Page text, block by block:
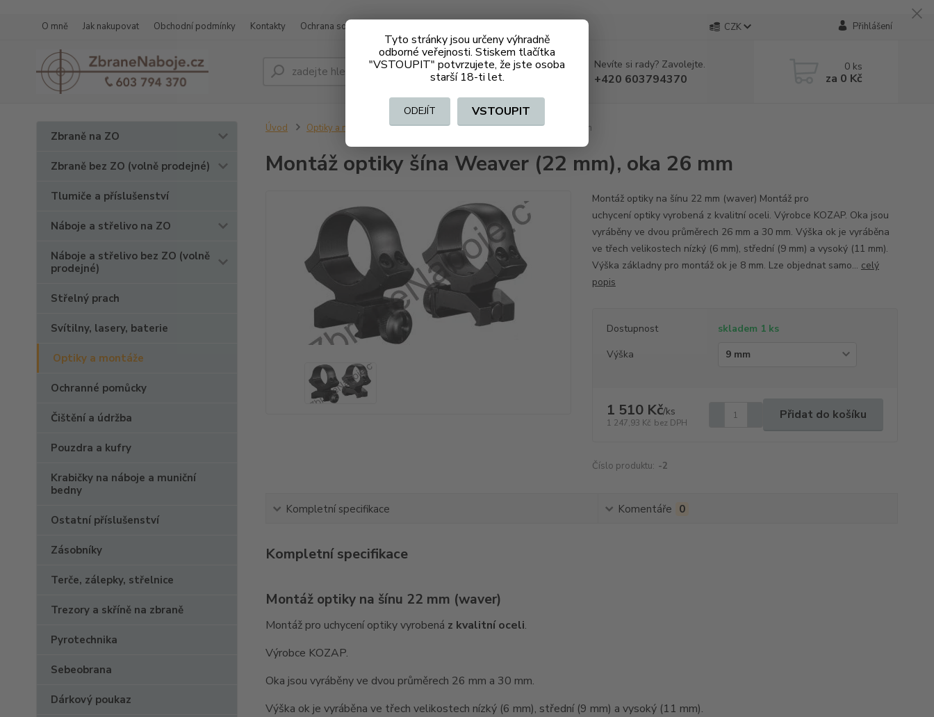
Tyto stránky jsou určeny výhradně
odborné veřejnosti. Stiskem tlačítka
"VSTOUPIT" potvrzujete, že jste osoba
starší 18-ti let.
ODEJÍT VSTOUPIT
O mně Jak nakupovat Obchodní podmínky Kontakty Ochrana soukromí CZK Přihlášení
Hledat Nevíte si rady? Zavolejte.
+420 603794370
0 ks
za 0 Kč
Zbraně na ZO
Zbraně bez ZO (volně prodejné)
Tlumiče a příslušenství
Náboje a střelivo na ZO
Náboje a střelivo bez ZO (volně
prodejné)
Střelný prach
Svítilny, lasery, baterie
Optiky a montáže
Ochranné pomůcky
Čištění a údržba
Pouzdra a kufry
Krabičky na náboje a muniční
bedny
Ostatní příslušenství
Zásobníky
Terče, zálepky, střelnice
Trezory a skříně na zbraně
Pyrotechnika
Sebeobrana
Dárkový poukaz
Úvod Optiky a montáže Montáž optiky šína Weaver (22 mm), oka 26 mm
Montáž optiky šína Weaver (22 mm), oka 26 mm
Montáž optiky na šínu 22 mm (waver) Montáž pro
uchycení optiky vyrobená z kvalitní oceli. Výrobce KOZAP. Oka jsou
vyráběny ve dvou průměrech 26 mm a 30 mm. Výška ok je vyráběna
ve třech velikostech nízký (6 mm), střední (9 mm) a vysoký (11 mm).
Výška základny pro montáž ok je 8 mm. Lze objednat samo... celý
popis
Dostupnost
skladem 1 ks
Výška
1 510 Kč/ks
1 247,93 Kč bez DPH
Přidat do košíku
Číslo produktu: -2
Kompletní specifikace Komentáře 0
Kompletní specifikace
Montáž optiky na šínu 22 mm (waver)
Montáž pro uchycení optiky vyrobená z kvalitní oceli.
Výrobce KOZAP.
Oka jsou vyráběny ve dvou průměrech 26 mm a 30 mm.
Výška ok je vyráběna ve třech velikostech nízký (6 mm), střední (9 mm) a vysoký (11 mm).